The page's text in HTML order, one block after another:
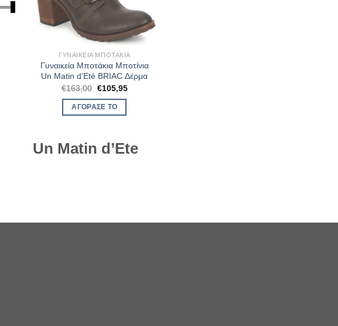
ΓΥΝΑΙΚΕΊΑ ΜΠΟΤΆΚΙΑ
Γυναικεία Μποτάκια Μποτίνια
Un Matin d’Eté BRIAC Δέρμα
€163,00 Original
was:
€163,00.
€105,95Η
ΑΓΌΡΑΣΈ ΤΟ
Un Matin d’Ete